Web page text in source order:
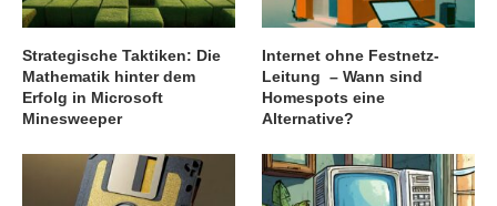
Strategische Taktiken: Die
Mathematik hinter dem
Erfolg in Microsoft
Minesweeper
Internet ohne Festnetz-
Leitung – Wann sind
Homespots eine
Alternative?